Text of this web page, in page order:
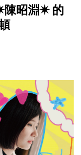
陳昭淵✷ 的